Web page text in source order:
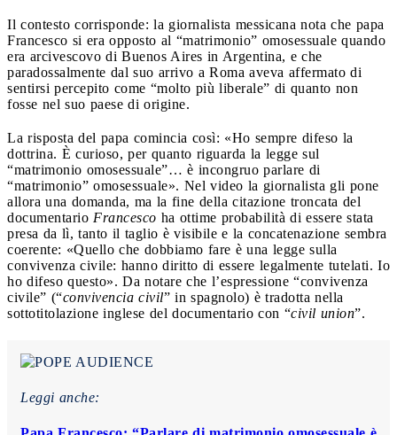
Il contesto corrisponde: la giornalista messicana nota che papa
Francesco si era opposto al “matrimonio” omosessuale quando
era arcivescovo di Buenos Aires in Argentina, e che
paradossalmente dal suo arrivo a Roma aveva affermato di
sentirsi percepito come “molto più liberale” di quanto non
fosse nel suo paese di origine.
La risposta del papa comincia così: «Ho sempre difeso la
dottrina. È curioso, per quanto riguarda la legge sul
“matrimonio omosessuale”… è incongruo parlare di
“matrimonio” omosessuale». Nel video la giornalista gli pone
allora una domanda, ma la fine della citazione troncata del
documentario Francesco ha ottime probabilità di essere stata
presa da lì, tanto il taglio è visibile e la concatenazione sembra
coerente: «Quello che dobbiamo fare è una legge sulla
convivenza civile: hanno diritto di essere legalmente tutelati. Io
ho difeso questo». Da notare che l’espressione “convivenza
civile” (“convivencia civil” in spagnolo) è tradotta nella
sottotitolazione inglese del documentario con “civil union”.
Leggi anche: